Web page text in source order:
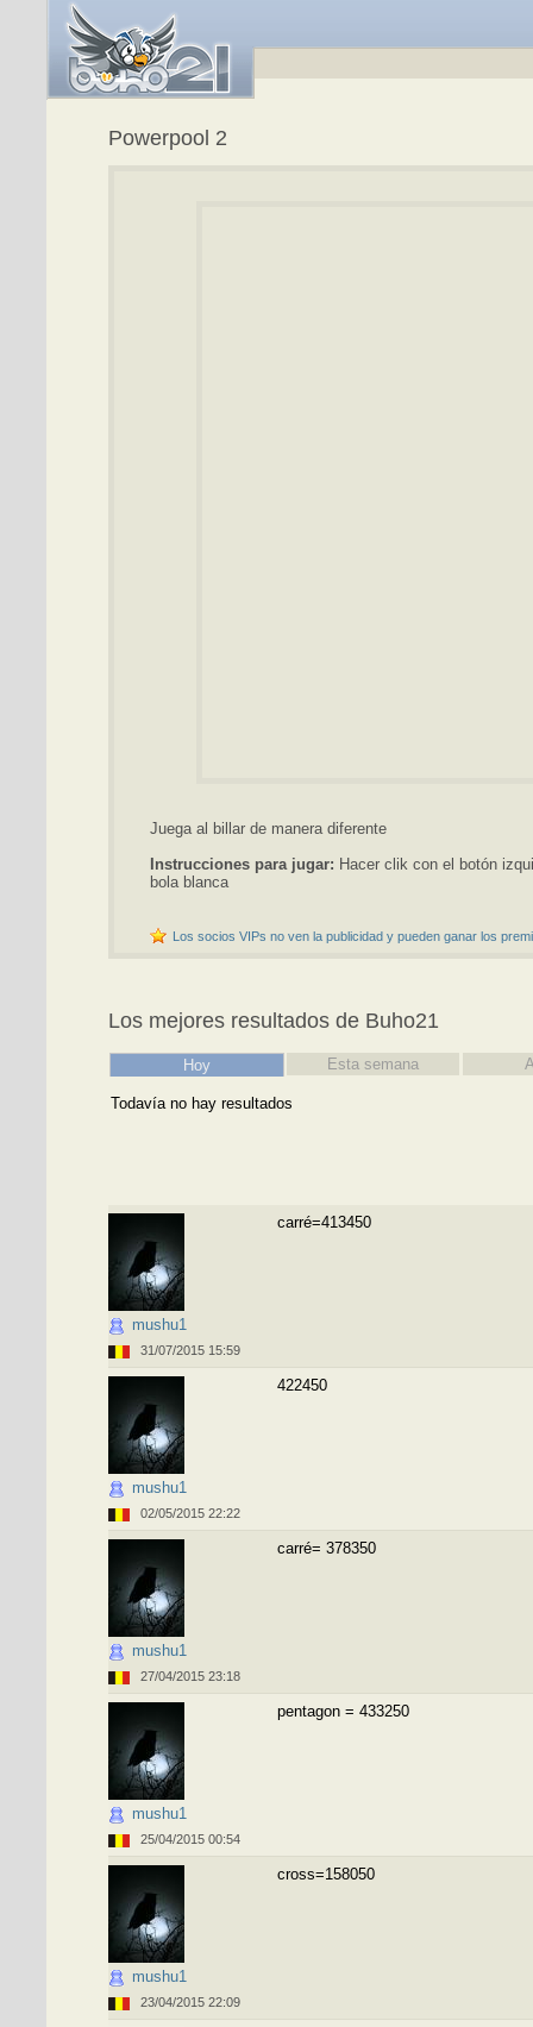
Powerpool 2
Juega al billar de manera diferente
Instrucciones para jugar: Hacer clik con el botón
bola blanca
Los socios VIPs no ven la publicidad y pueden ganar los
Los mejores resultados de Buho21
Hoy Esta semana
Todavía no hay resultados
mushu1
31/07/2015 15:59
carré=413450
mushu1
02/05/2015 22:22
422450
mushu1
27/04/2015 23:18
carré= 378350
mushu1
25/04/2015 00:54
pentagon = 433250
mushu1
23/04/2015 22:09
cross=158050